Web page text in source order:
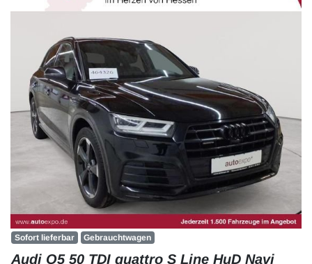
Sofort lieferbar Gebrauchtwagen
Audi Q5 50 TDI quattro S Line HuD Navi